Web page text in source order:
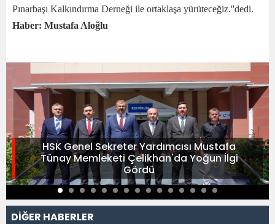
Pınarbaşı Kalkındırma Derneği ile ortaklaşa yürüteceğiz.''dedi.
Haber: Mustafa Aloğlu
HSK Genel Sekreter Yardımcısı Mustafa
Tünay Memleketi Çelikhan'da Yoğun İlgi
Gördü
DİĞER HABERLER